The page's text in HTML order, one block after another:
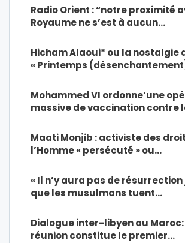
Radio Orient : “notre proximité
Royaume ne s’est à aucun…
Hicham Alaoui* ou la nostalgie
« Printemps
Mohammed VI ordonne’une
massive de vaccination contre
Maati Monjib : activiste des
l’Homme « persécuté » ou…
« Il n’y aura pas de
que les musulmans tuent…
Dialogue inter-libyen au Maroc:
réunion constitue le premier…